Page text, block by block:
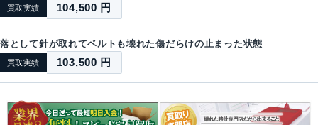
買取実績 104,500 円
落として針が取れてベルトも壊れた傷だらけの止まった状態
買取実績 103,500 円